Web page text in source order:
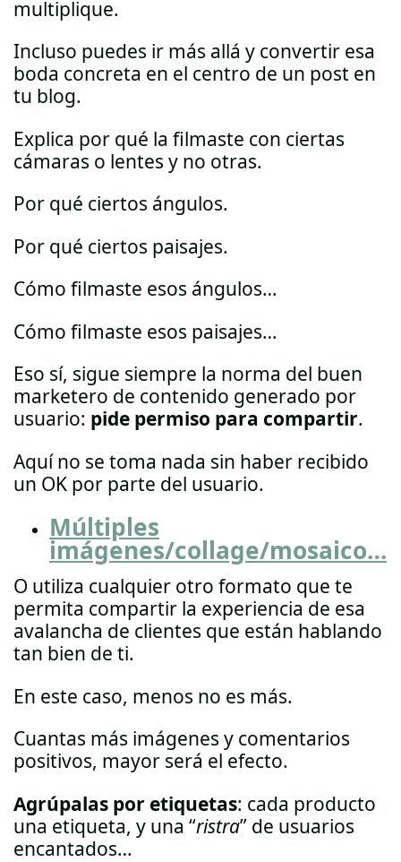
multiplique.
Incluso puedes ir más allá y convertir esa
boda concreta en el centro de un post en
tu blog.
Explica por qué la filmaste con ciertas
cámaras o lentes y no otras.
Por qué ciertos ángulos.
Por qué ciertos paisajes.
Cómo filmaste esos ángulos…
Cómo filmaste esos paisajes…
Eso sí, sigue siempre la norma del buen
marketero de contenido generado por
usuario: pide permiso para compartir.
Aquí no se toma nada sin haber recibido
un OK por parte del usuario.
Múltiples
imágenes/collage/mosaico…
O utiliza cualquier otro formato que te
permita compartir la experiencia de esa
avalancha de clientes que están hablando
tan bien de ti.
En este caso, menos no es más.
Cuantas más imágenes y comentarios
positivos, mayor será el efecto.
Agrúpalas por etiquetas: cada producto
una etiqueta, y una “ristra” de usuarios
encantados…